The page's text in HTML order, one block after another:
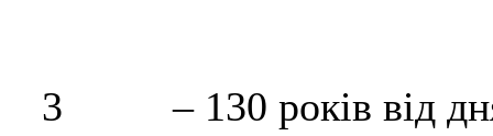
3
– 130 років від